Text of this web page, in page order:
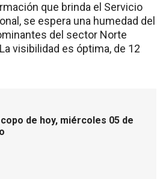
que brinda el Servicio
se espera una humedad del
del sector Norte
visibilidad es óptima, de 12
de hoy, miércoles 05 de